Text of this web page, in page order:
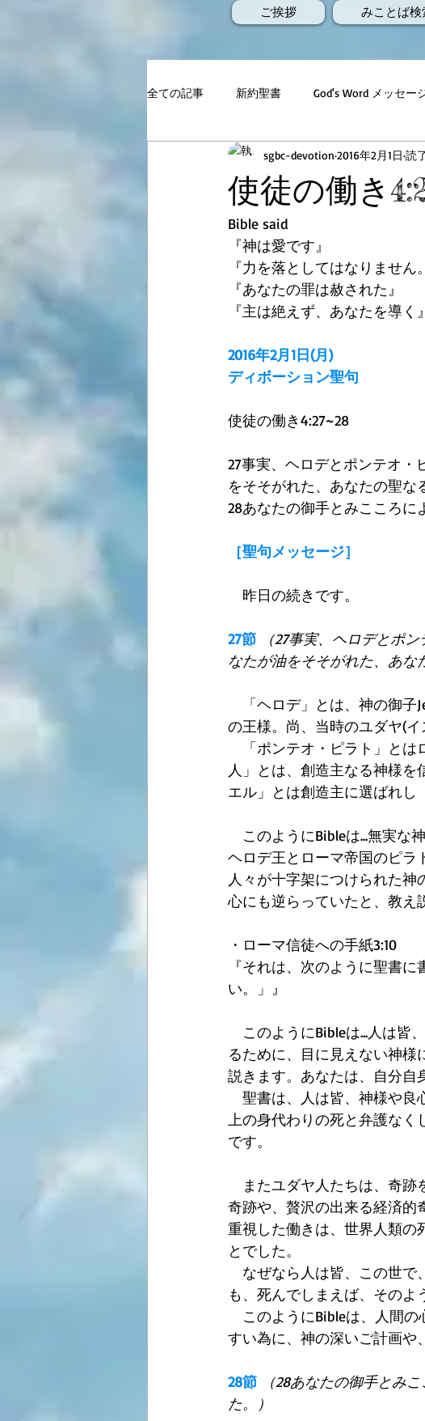
ご挨拶 みことば検
全ての記事 新約聖書 God's Word メッセー
使徒の働き
sgbc-devotion 2016年2月1日 読
Bible said
『神は愛です』
『力を落としてはなりませ
『あなたの罪は赦された』
『主は絶えず、あなたを導く
2016年2月1日(月)
ディボーション聖句
使徒の働き4:27~28
27事実、ヘロデとポンテオ
をそそがれた、あなたの聖な
28あなたの御手とみこころに
［聖句メッセージ］
昨日の続きです。
27節
（27事実、ヘロデとポ
なたが油をそそがれた、あな
「ヘロデ」とは、神の御子
の王様。尚、当時のユダヤ(
「ポンテオ・ピラト」とは
人」とは、創造主なる神様
エル」とは創造主に選ばれし
このようにBibleは...無実な
ヘロデ王とローマ帝国のピラ
人々が十字架につけられた神
心にも逆らっていたと、教え
・ローマ信徒への手紙3:10
『それは、次のように聖書
い。」』
このようにBibleは...人は皆
るために、目に見えない神様
説きます。あなたは、自分自
聖書は、人は皆、神様や良
上の身代わりの死と弁護な
です。
またユダヤ人たちは、奇跡
奇跡や、贅沢の出来る経済的
重視した働きは、世界人類の
とでした。
なぜなら人は皆、この世で
も、死んでしまえば、そのよ
このようにBibleは、人間の
すい為に、神の深いご計画や
28節
（28あなたの御手とみ
た。）